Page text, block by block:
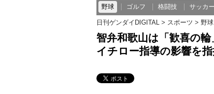
野球 ゴルフ 格闘技 サッカー
日刊ゲンダイDIGITAL スポーツ 野
智弁和歌山は「歓喜の
イチロー指導の影響を